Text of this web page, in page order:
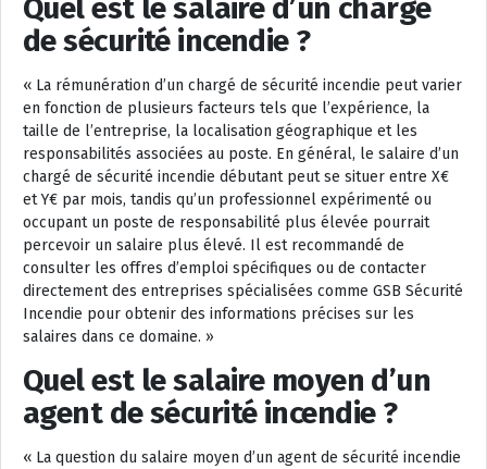
Quel est le salaire d’un chargé
de sécurité incendie ?
« La rémunération d’un chargé de sécurité incendie peut varier
en fonction de plusieurs facteurs tels que l’expérience, la
taille de l’entreprise, la localisation géographique et les
responsabilités associées au poste. En général, le salaire d’un
chargé de sécurité incendie débutant peut se situer entre X€
et Y€ par mois, tandis qu’un professionnel expérimenté ou
occupant un poste de responsabilité plus élevée pourrait
percevoir un salaire plus élevé. Il est recommandé de
consulter les offres d’emploi spécifiques ou de contacter
directement des entreprises spécialisées comme GSB Sécurité
Incendie pour obtenir des informations précises sur les
salaires dans ce domaine. »
Quel est le salaire moyen d’un
agent de sécurité incendie ?
« La question du salaire moyen d’un agent de sécurité incendie